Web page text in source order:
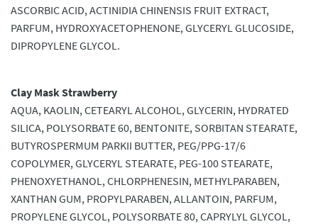
ASCORBIC ACID, ACTINIDIA CHINENSIS FRUIT EXTRACT,
PARFUM, HYDROXYACETOPHENONE, GLYCERYL GLUCOSIDE,
DIPROPYLENE GLYCOL.
Clay Mask Strawberry
AQUA, KAOLIN, CETEARYL ALCOHOL, GLYCERIN, HYDRATED
SILICA, POLYSORBATE 60, BENTONITE, SORBITAN STEARATE,
BUTYROSPERMUM PARKII BUTTER, PEG/PPG-17/6
COPOLYMER, GLYCERYL STEARATE, PEG-100 STEARATE,
PHENOXYETHANOL, CHLORPHENESIN, METHYLPARABEN,
XANTHAN GUM, PROPYLPARABEN, ALLANTOIN, PARFUM,
PROPYLENE GLYCOL, POLYSORBATE 80, CAPRYLYL GLYCOL,